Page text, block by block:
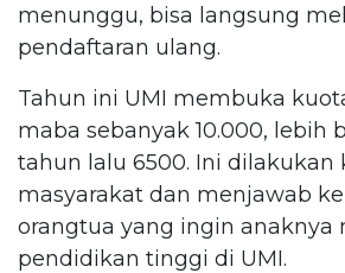
menunggu, bisa langsung
pendaftaran ulang.
Tahun ini UMI membuka
maba sebanyak 10.000, lebih
tahun lalu 6500. Ini dilakukan
masyarakat dan menjawab
orangtua yang ingin anaknya
pendidikan tinggi di UMI.